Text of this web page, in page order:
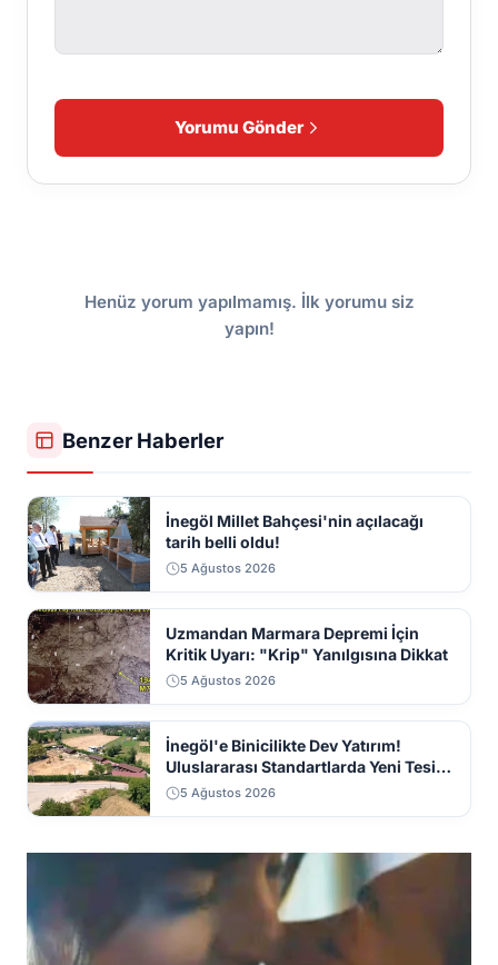
Yorumu Gönder
Henüz yorum yapılmamış. İlk yorumu siz
yapın!
Benzer Haberler
İnegöl Millet Bahçesi'nin açılacağı
tarih belli oldu!
5 Ağustos 2026
Uzmandan Marmara Depremi İçin
Kritik Uyarı: "Krip" Yanılgısına Dikkat
5 Ağustos 2026
İnegöl'e Binicilikte Dev Yatırım!
Uluslararası Standartlarda Yeni Tesis
Geliyor
5 Ağustos 2026